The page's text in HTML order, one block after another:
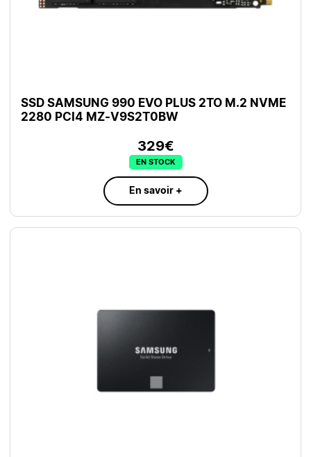
SSD SAMSUNG 990 EVO PLUS 2TO M.2 NVME
2280 PCI4 MZ-V9S2T0BW
329€
EN STOCK
En savoir +